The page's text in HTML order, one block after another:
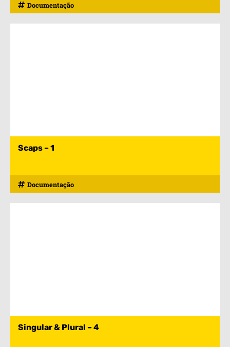
Documentação
Scaps – 1
Documentação
Singular & Plural – 4